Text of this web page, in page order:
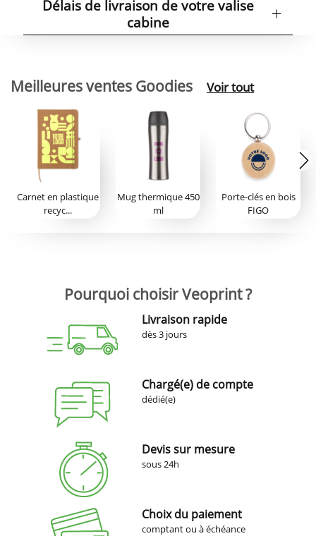
Délais de livraison de votre valise
cabine
Meilleures ventes Goodies Voir tout
Carnet en plastique
recyc...
Mug thermique 450
ml
Porte-clés en bois
FIGO
Pourquoi choisir Veoprint ?
Livraison rapide
dès 3 jours
Chargé(e) de compte
dédié(e)
Devis sur mesure
sous 24h
Choix du paiement
comptant ou à échéance